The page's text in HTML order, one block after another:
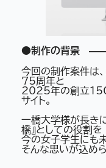
●制作の背景
今回の制作案件は
75周年と
2025年の創立150
サイト。
一橋大学様が長き
橋』としての役割を
今の女子学生にも
そんな思いが込め